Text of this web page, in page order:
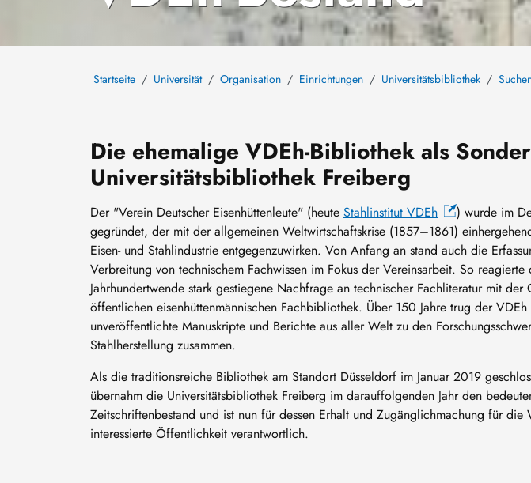
Startseite Universität Organisation Einrichtungen Universitätsbibliothek
Die ehemalige VDEh-Bibliothek als
Universitätsbibliothek Freiberg
Der "Verein Deutscher Eisenhüttenleute" (heute Stahlinstitut VDEh
) wurde im
gegründet, der mit der allgemeinen Weltwirtschaftskrise (1857–1861)
Eisen- und Stahlindustrie entgegenzuwirken. Von Anfang an stand auch die
Verbreitung von technischem Fachwissen im Fokus der Vereinsarbeit. So
Jahrhundertwende stark gestiegene Nachfrage an technischer Fachliteratur mit der
öffentlichen eisenhüttenmännischen Fachbibliothek. Über 150 Jahre trug der
unveröffentlichte Manuskripte und Berichte aus aller Welt zu den
Stahlherstellung zusammen.
Als die traditionsreiche Bibliothek am Standort Düsseldorf im Januar 2019
übernahm die Universitätsbibliothek Freiberg im darauffolgenden Jahr den
Zeitschriftenbestand und ist nun für dessen Erhalt und Zugänglichmachung für die
interessierte Öffentlichkeit verantwortlich.